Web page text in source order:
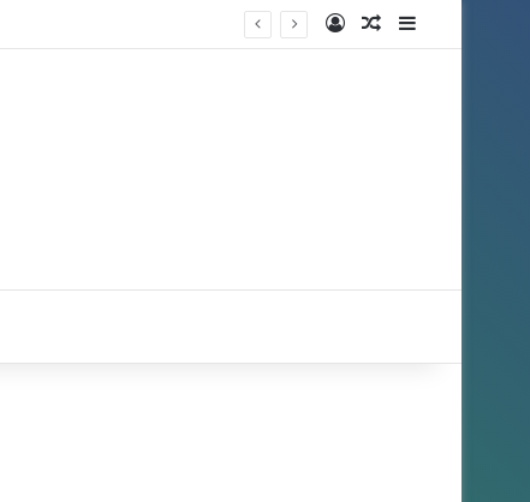
EntrarArtigo aleatório
Barra Lateral